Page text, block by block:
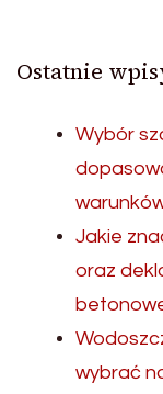
Ostatnie
Wybór
Jakie
oraz
wybrać